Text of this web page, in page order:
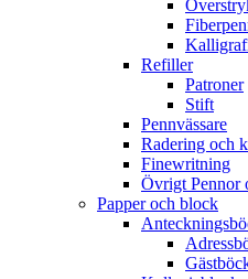
Refiller
Patroner
Stift
Pennvässare
Radering och
Finewritning
Övrigt Pennor
Papper och block